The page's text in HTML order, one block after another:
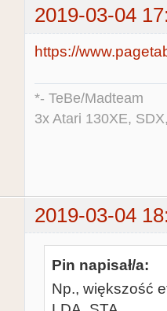
2019-03-04
https://
*- TeBe/Madteam
3x Atari 130XE,
2019-03-04
Pin napisał/a:
Np., większość